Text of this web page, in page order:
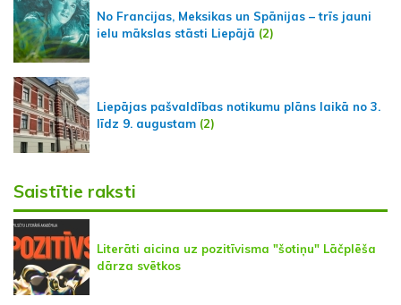
No Francijas, Meksikas un Spānijas – trīs jauni
ielu mākslas stāsti Liepājā (2)
Liepājas pašvaldības notikumu plāns laikā no 3.
līdz 9. augustam (2)
Saistītie raksti
Literāti aicina uz pozitīvisma "šotiņu" Lāčplēša
dārza svētkos